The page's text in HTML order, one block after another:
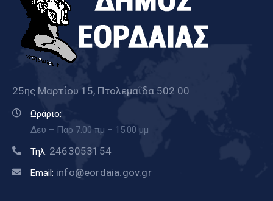
25ης Μαρτίου 15, Πτολεμαΐδα 502 00
Ωράριο:
Δευ – Παρ 7.00 πμ – 15.00 μμ
Τηλ: 2463053154
Email: info@eordaia.gov.gr